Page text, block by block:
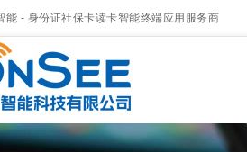
能 - 身份证社保卡读卡智能终端应用服务商